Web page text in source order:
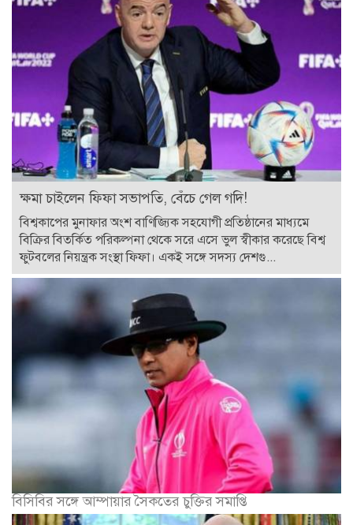
ক্ষমা চাইলেন ফিফা সভাপতি, বেঁচে গেল গদি!
বিশ্বকাপের মুনাফার অংশ বাণিজ্যিক সহযোগী প্রতিষ্ঠানের মাধ্যমে
বিক্রির বিতর্কিত পরিকল্পনা থেকে সরে এসে ভুল স্বীকার করেছে বিশ্ব
ফুটবলের নিয়ন্ত্রক সংস্থা ফিফা। একই সঙ্গে সদস্য দেশগু...
বিসিবির সঙ্গে আম্পায়ার সৈকতের চুক্তির সমাপ্তি